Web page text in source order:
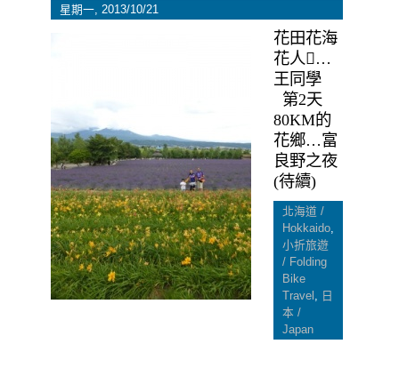
星期一, 2013/10/21
花田花海
花人…
王同學
第2天
80KM的
花鄉…富
良野之夜
(待續)
北海道 /
Hokkaido,
小折旅遊
/ Folding
Bike
Travel , 日
本 /
Japan